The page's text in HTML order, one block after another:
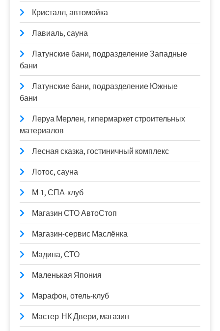
Кристалл, автомойка
Лавиаль, сауна
Латунские бани, подразделение Западные
бани
Латунские бани, подразделение Южные
бани
Леруа Мерлен, гипермаркет строительных
материалов
Лесная сказка, гостиничный комплекс
Лотос, сауна
М-1, СПА-клуб
Магазин СТО АвтоСтоп
Магазин-сервис Маслёнка
Мадина, СТО
Маленькая Япония
Марафон, отель-клуб
Мастер-НК Двери, магазин